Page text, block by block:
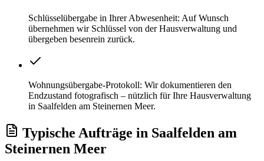
Schlüsselübergabe in Ihrer Abwesenheit: Auf Wunsch
übernehmen wir Schlüssel von der Hausverwaltung und
übergeben besenrein zurück.
Wohnungsübergabe-Protokoll: Wir dokumentieren den
Endzustand fotografisch – nützlich für Ihre Hausverwaltung
in Saalfelden am Steinernen Meer.
Typische Aufträge in Saalfelden am
Steinernen Meer